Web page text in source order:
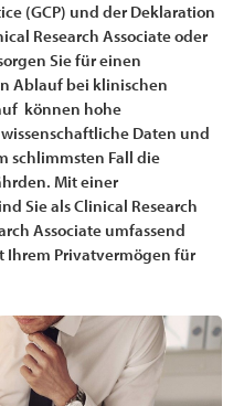
(GCP) und der Deklaration
Research Associate oder
Sie für einen
Ablauf bei klinischen
können hohe
Daten und
schlimmsten Fall die
Mit einer
Sie als Clinical Research
Associate umfassend
Ihrem Privatvermögen für